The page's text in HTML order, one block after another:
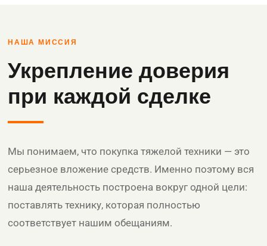
НАША МИССИЯ
Укрепление доверия
при каждой сделке
Мы понимаем, что покупка тяжелой техники — это
серьезное вложение средств. Именно поэтому вся
наша деятельность построена вокруг одной цели:
поставлять технику, которая полностью
соответствует нашим обещаниям.